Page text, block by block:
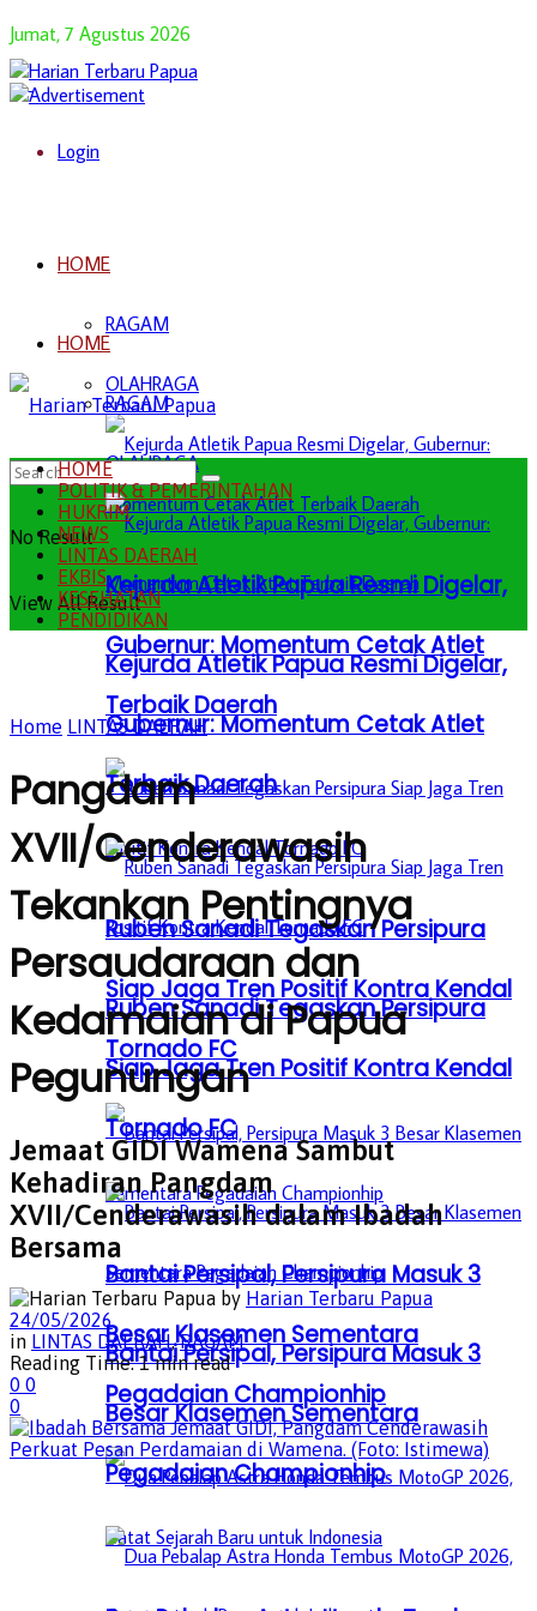
Jumat, 7 Agustus 2026
Login
HOME
RAGAM
OLAHRAGA
Kejurda Atletik Papua Resmi Digelar,
Gubernur: Momentum Cetak Atlet
Terbaik Daerah
Ruben Sanadi Tegaskan Persipura
Siap Jaga Tren Positif Kontra Kendal
Tornado FC
Bantai Persipal, Persipura Masuk 3
Besar Klasemen Sementara
Pegadaian Championhip
HOME
RAGAM
OLAHRAGA
Kejurda Atletik Papua Resmi Digelar,
Gubernur: Momentum Cetak Atlet
Terbaik Daerah
Ruben Sanadi Tegaskan Persipura
Siap Jaga Tren Positif Kontra Kendal
Tornado FC
Bantai Persipal, Persipura Masuk 3
Besar Klasemen Sementara
Pegadaian Championhip
No Result
View All Result
HOME
POLITIK & PEMERINTAHAN
HUKRIM
NEWS
LINTAS DAERAH
EKBIS
KESEHATAN
PENDIDIKAN
Home LINTAS DAERAH
Pangdam
XVII/Cenderawasih
Tekankan Pentingnya
Persaudaraan dan
Kedamaian di Papua
Pegunungan
Jemaat GIDI Wamena Sambut
Kehadiran Pangdam
XVII/Cenderawasih dalam Ibadah
Bersama
by Harian Terbaru Papua
24/05/2026
in LINTAS DAERAH,RAGAM
Reading Time: 1 min read
0 0
0